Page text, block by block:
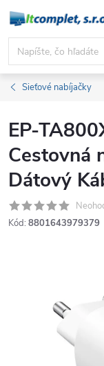
Prejsť
obsah
Sieťové nabíjačky
EP-
Cestovná
Dátový
Kód: 8801643979379